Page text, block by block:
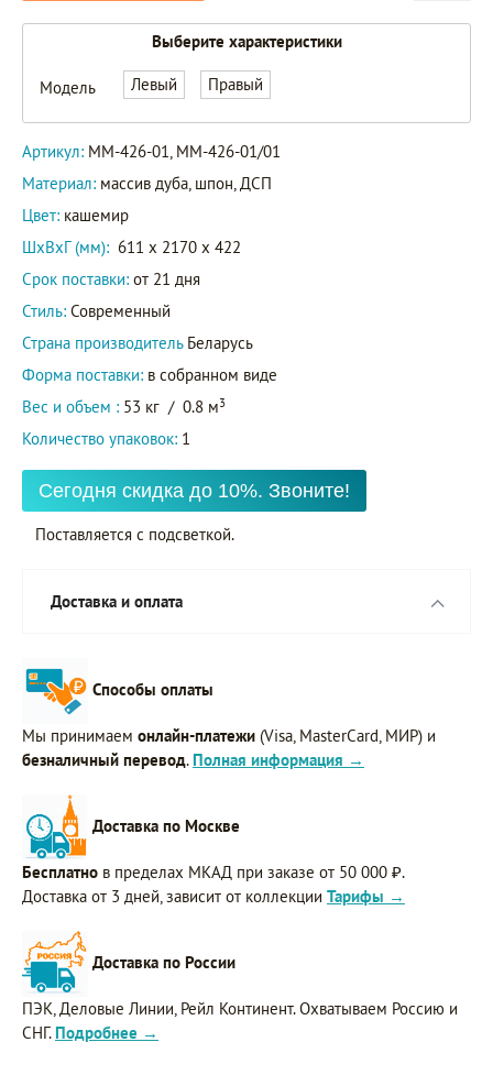
Выберите характеристики
Модель Левый
Правый
ММ-426-
01
ММ-426-
01/01
Артикул: ММ-426-01, ММ-426-01/01
Материал: массив дуба, шпон, ДСП
Цвет: кашемир
ШxВxГ (мм): 611 x 2170 x 422
Срок поставки: от 21 дня
Стиль: Современный
Страна производитель Беларусь
Форма поставки: в собранном виде
Вес и объем : 53 кг / 0.8 м3
Количество упаковок: 1
Сегодня скидка до 10%. Звоните!
Поставляется с подсветкой.
Доставка и оплата
Способы оплаты
Мы принимаем онлайн-платежи (Visa, MasterCard, МИР) и
безналичный перевод. Полная информация →
Доставка по Москве
Бесплатно в пределах МКАД при заказе от 50 000 ₽.
Доставка от 3 дней, зависит от коллекции Тарифы →
Доставка по России
ПЭК, Деловые Линии, Рейл Континент. Охватываем Россию и
СНГ. Подробнее →